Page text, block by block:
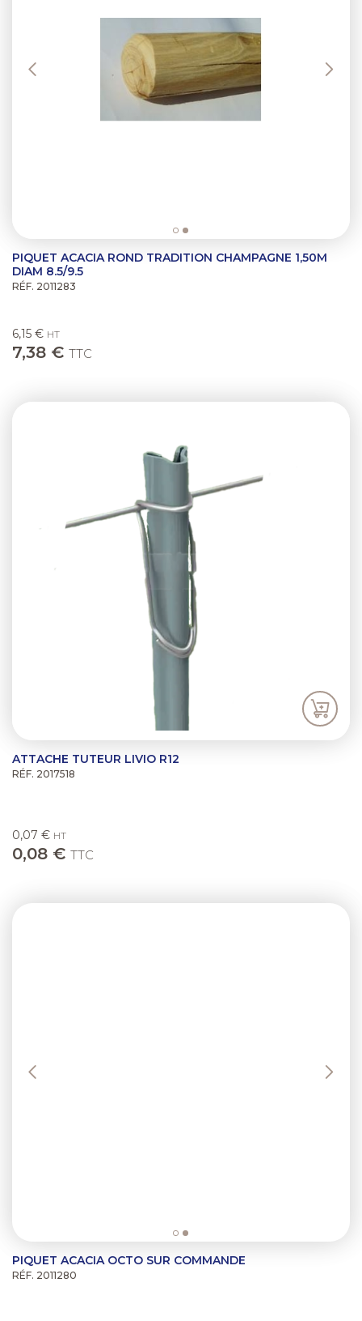
PIQUET ACACIA ROND TRADITION CHAMPAGNE 1,50M
DIAM 8.5/9.5
RÉF. 2011283
6,15 € HT
7,38 € TTC
ATTACHE TUTEUR LIVIO R12
RÉF. 2017518
0,07 € HT
0,08 € TTC
PIQUET ACACIA OCTO SUR COMMANDE
RÉF. 2011280